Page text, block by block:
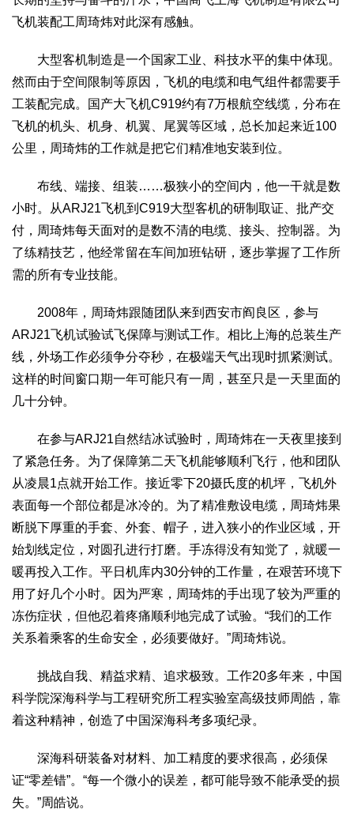
飞机装配工周琦炜对此深有感触。
大型客机制造是一个国家工业、科技水平的集中体现。
然而由于空间限制等原因，飞机的电缆和电气组件都需要手
工装配完成。国产大飞机C919约有7万根航空线缆，分布在
飞机的机头、机身、机翼、尾翼等区域，总长加起来近100
公里，周琦炜的工作就是把它们精准地安装到位。
布线、端接、组装……极狭小的空间内，他一干就是数
小时。从ARJ21飞机到C919大型客机的研制取证、批产交
付，周琦炜每天面对的是数不清的电缆、接头、控制器。为
了练精技艺，他经常留在车间加班钻研，逐步掌握了工作所
需的所有专业技能。
2008年，周琦炜跟随团队来到西安市阎良区，参与
ARJ21飞机试验试飞保障与测试工作。相比上海的总装生产
线，外场工作必须争分夺秒，在极端天气出现时抓紧测试。
这样的时间窗口期一年可能只有一周，甚至只是一天里面的
几十分钟。
在参与ARJ21自然结冰试验时，周琦炜在一天夜里接到
了紧急任务。为了保障第二天飞机能够顺利飞行，他和团队
从凌晨1点就开始工作。接近零下20摄氏度的机坪，飞机外
表面每一个部位都是冰冷的。为了精准敷设电缆，周琦炜果
断脱下厚重的手套、外套、帽子，进入狭小的作业区域，开
始划线定位，对圆孔进行打磨。手冻得没有知觉了，就暖一
暖再投入工作。平日机库内30分钟的工作量，在艰苦环境下
用了好几个小时。因为严寒，周琦炜的手出现了较为严重的
冻伤症状，但他忍着疼痛顺利地完成了试验。“我们的工作
关系着乘客的生命安全，必须要做好。”周琦炜说。
挑战自我、精益求精、追求极致。工作20多年来，中国
科学院深海科学与工程研究所工程实验室高级技师周皓，靠
着这种精神，创造了中国深海科考多项纪录。
深海科研装备对材料、加工精度的要求很高，必须保
证“零差错”。“每一个微小的误差，都可能导致不能承受的损
失。”周皓说。